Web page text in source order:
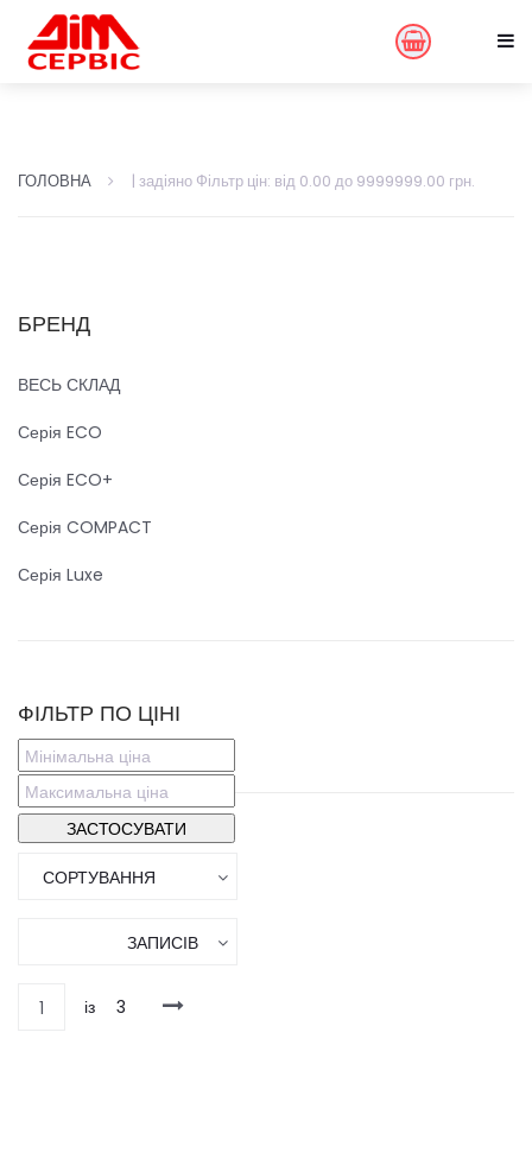
ГОЛОВНА | задіяно Фільтр цін: від 0.00 до 9999999.00 грн.
БРЕНД
ВЕСЬ СКЛАД
Серія ECO
Серія ECO+
Серія COMPACT
Серія Luxe
ФІЛЬТР ПО ЦІНІ
СОРТУВАННЯ
ЗАПИСІВ
1 із 3